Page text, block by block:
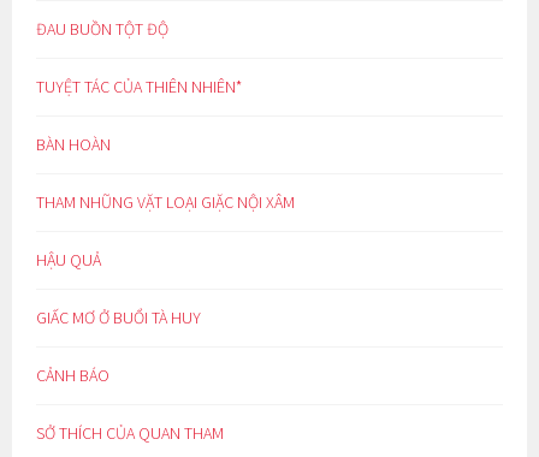
ĐAU BUỒN TỘT ĐỘ
TUYỆT TÁC CỦA THIÊN NHIÊN*
BÀN HOÀN
THAM NHŨNG VẶT LOẠI GIẶC NỘI XÂM
HẬU QUẢ
GIẤC MƠ Ở BUỔI TÀ HUY
CẢNH BÁO
SỞ THÍCH CỦA QUAN THAM